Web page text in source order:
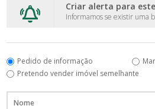
Criar alerta para
Informamos se existir uma
Pedido de informação
Pretendo vender imóvel semelhante